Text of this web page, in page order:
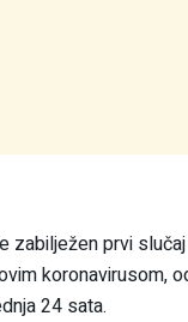
zabilježen prvi
koronavirusom,
24 sata.